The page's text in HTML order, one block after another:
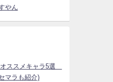
やん
オススメキャラ5選
マラも紹介)